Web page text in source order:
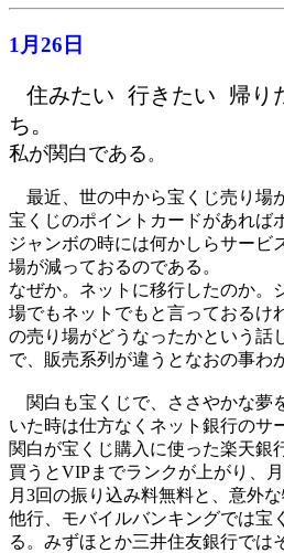
1月26日
住みたい 行きたい 帰り
ち。
私が関白である 。
最近、世の中から宝くじ売り場
宝くじのポイントカードがあれば
ジャンボの時には何かしらサービ
場が減っておるのである。
なぜか。ネットに移行したのか。
場でもネットでもと言っておるけ
の売り場がどうなったかという話
で、販売系列が違うとなおの事わ
関白も宝くじで、ささやかな夢
いた時は仕方なくネット銀行のサ
関白が宝くじ購入に使った楽天銀
買うとVIPまでランクが上がり、
月3回の振り込み料無料と、意外な
他行、モバイルバンキングでは宝
る。みずほとか三井住友銀行では